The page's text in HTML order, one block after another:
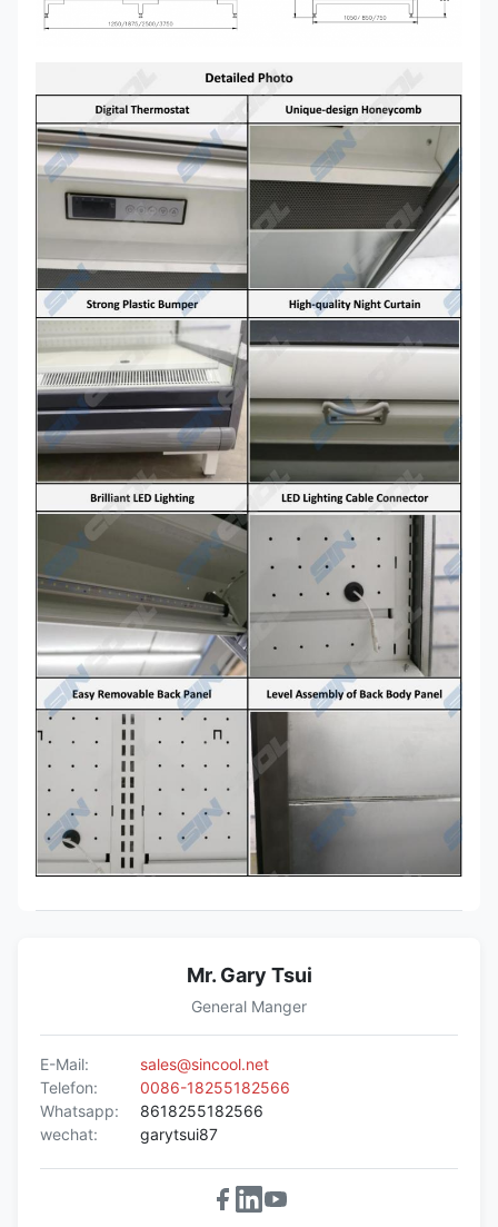
Kondensierende Ferneinheit
Mr. Gary Tsui
General Manger
E-Mail:
sales@sincool.net
Telefon:
0086-18255182566
Whatsapp:
8618255182566
wechat:
garytsui87